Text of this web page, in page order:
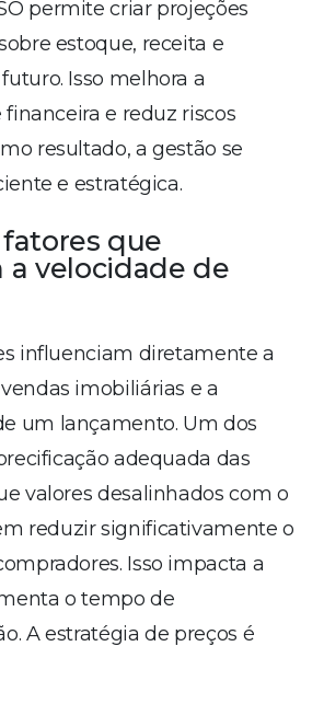
permite criar projeções
estoque, receita e
Isso melhora a
e reduz riscos
resultado, a gestão se
e estratégica.
que
a velocidade de
influenciam diretamente a
imobiliárias e a
um lançamento. Um dos
adequada das
valores desalinhados com o
reduzir significativamente o
Isso impacta a
o tempo de
A estratégia de preços é